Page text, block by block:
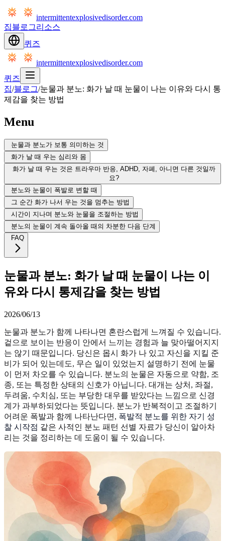
intermittentexplosivedisorder.com
집블로그리소스
퀴즈
intermittentexplosivedisorder.com
퀴즈
집/블로그/눈물과 분노: 화가 날 때 눈물이 나는 이유와 다시 통
제감을 찾는 방법
Menu
눈물과 분노가 보통 의미하는 것
화가 날 때 우는 심리와 몸
화가 날 때 우는 것은 트라우마 반응, ADHD, 자폐, 아니면 다른 것일까
요?
분노와 눈물이 폭발로 변할 때
그 순간 화가 나서 우는 것을 멈추는 방법
시간이 지나며 분노와 눈물을 조절하는 방법
분노의 눈물이 계속 돌아올 때의 차분한 다음 단계
FAQ
눈물과 분노: 화가 날 때 눈물이 나는 이
유와 다시 통제감을 찾는 방법
2026/06/13
눈물과 분노가 함께 나타나면 혼란스럽게 느껴질 수 있습니다.
겉으로 보이는 반응이 안에서 느끼는 경험과 늘 맞아떨어지지
는 않기 때문입니다. 당신은 몹시 화가 나 있고 자신을 지킬 준
비가 되어 있는데도, 무슨 일이 있었는지 설명하기 전에 눈물
이 먼저 차오를 수 있습니다. 분노의 눈물은 자동으로 약함, 조
종, 또는 특정한 상태의 신호가 아닙니다. 대개는 상처, 좌절,
두려움, 수치심, 또는 부당한 대우를 받았다는 느낌으로 신경
계가 과부하되었다는 뜻입니다. 분노가 반복적이고 조절하기
어려운 폭발과 함께 나타난다면, 폭발적 분노를 위한 자기 성
찰 시작점 같은 사적인 분노 패턴 선별 자료가 당신이 알아차
리는 것을 정리하는 데 도움이 될 수 있습니다.